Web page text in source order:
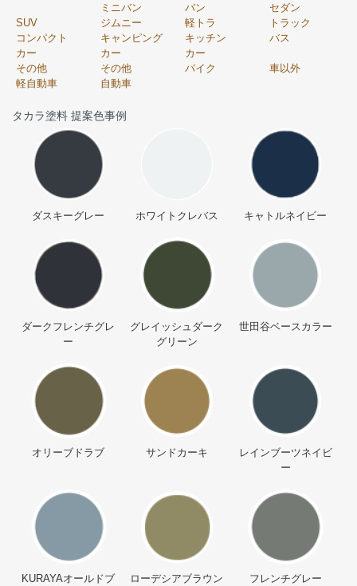
ミニバン バン
セダン
SUV
ジムニー 軽トラ
トラック
コンパクト
カー
キャンピング
カー
キッチン
カー
バス
その他
軽自動車
その他
自動車
バイク 車以外
タカラ塗料 提案色事例
ダスキーグレー ホワイトクレバス キャトルネイビー
ダークフレンチグレ
ー
グレイッシュダーク
グリーン
世田谷ベースカラー
オリーブドラブ サンドカーキ
レインブーツネイビ
ー
KURAYAオールドブ
ローデシアブラウン フレンチグレー